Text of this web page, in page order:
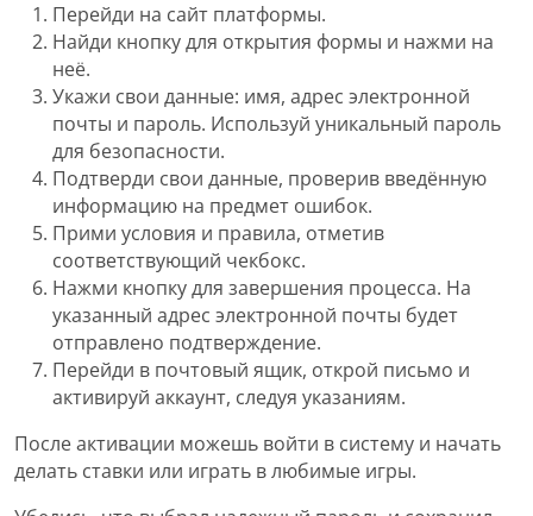
Перейди на сайт платформы.
Найди кнопку для открытия формы и нажми на
неё.
Укажи свои данные: имя, адрес электронной
почты и пароль. Используй уникальный пароль
для безопасности.
Подтверди свои данные, проверив введённую
информацию на предмет ошибок.
Прими условия и правила, отметив
соответствующий чекбокс.
Нажми кнопку для завершения процесса. На
указанный адрес электронной почты будет
отправлено подтверждение.
Перейди в почтовый ящик, открой письмо и
активируй аккаунт, следуя указаниям.
После активации можешь войти в систему и начать
делать ставки или играть в любимые игры.